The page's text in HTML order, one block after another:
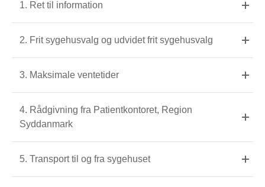
1. Ret til information
2. Frit sygehusvalg og udvidet frit sygehusvalg
3. Maksimale ventetider
4. Rådgivning fra Patientkontoret, Region
Syddanmark
5. Transport til og fra sygehuset